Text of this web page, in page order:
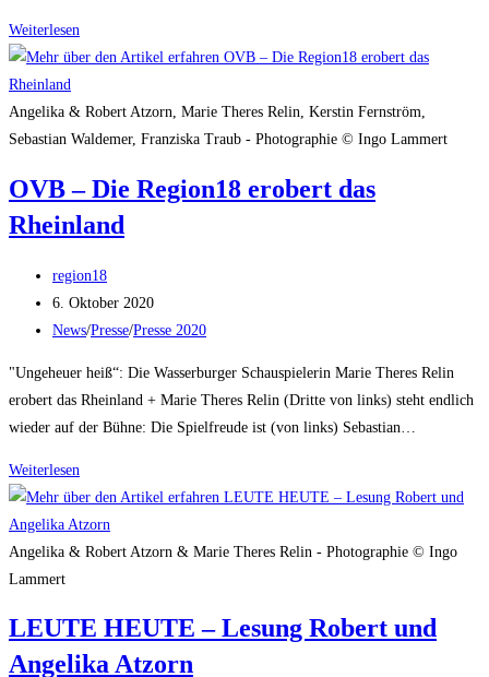
Weiterlesen
Stimme
Robert
Atzorn
Wasserburg
Angelika & Robert Atzorn, Marie Theres Relin, Kerstin Fernström,
Sebastian Waldemer, Franziska Traub - Photographie © Ingo Lammert
OVB – Die Region18 erobert das
Rheinland
Beitrags-
Autor:
region18
Beitrag
veröffentlicht:
6. Oktober 2020
Beitrags-
News/Presse/Presse 2020
"Ungeheuer heiß“: Die Wasserburger Schauspielerin Marie Theres Relin
erobert das Rheinland + Marie Theres Relin (Dritte von links) steht endlich
wieder auf der Bühne: Die Spielfreude ist (von links) Sebastian…
Weiterlesen
–
Die
Region18
Rheinland
Angelika & Robert Atzorn & Marie Theres Relin - Photographie © Ingo
Lammert
LEUTE HEUTE – Lesung Robert und
Angelika Atzorn